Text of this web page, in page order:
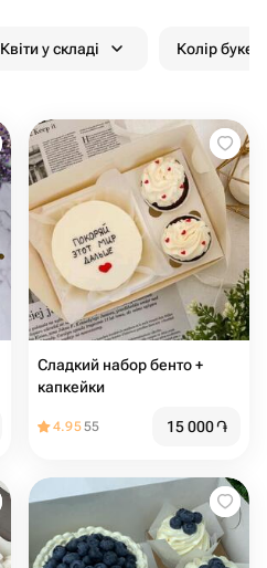
Квіти у складі Колір
Сладкий набор бенто +
капкейки
4.9555 15 000֏